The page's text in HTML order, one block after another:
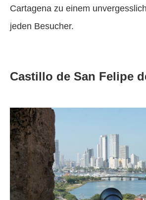
Cartagena zu einem
jeden Besucher.
Castillo de San Felipe